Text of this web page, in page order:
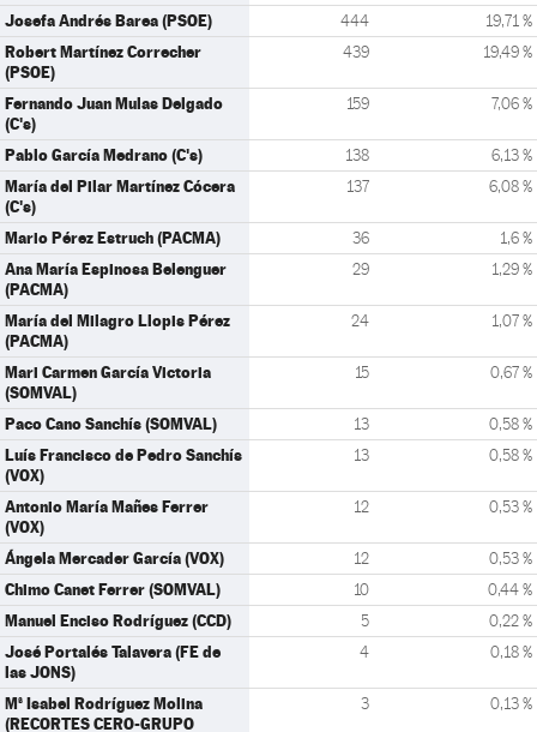
Josefa Andrés Barea (PSOE) 444 19,71 %
Robert Martínez Correcher
(PSOE)
439 19,49 %
Fernando Juan Mulas Delgado
(C's)
159 7,06 %
Pablo García Medrano (C's) 138 6,13 %
María del Pilar Martínez Cócera
(C's)
137 6,08 %
Mario Pérez Estruch (PACMA) 36 1,6 %
Ana María Espinosa Belenguer
(PACMA)
29 1,29 %
María del Milagro Llopis Pérez
(PACMA)
24 1,07 %
Mari Carmen García Victoria
(SOMVAL)
15 0,67 %
Paco Cano Sanchís (SOMVAL) 13 0,58 %
Luís Francisco de Pedro Sanchís
(VOX)
13 0,58 %
Antonio María Mañes Ferrer
(VOX)
12 0,53 %
Ángela Mercader García (VOX) 12 0,53 %
Chimo Canet Ferrer (SOMVAL) 10 0,44 %
Manuel Enciso Rodríguez (CCD) 5 0,22 %
José Portalés Talavera (FE de
las JONS)
4 0,18 %
Mª Isabel Rodríguez Molina
(RECORTES CERO-GRUPO
3 0,13 %